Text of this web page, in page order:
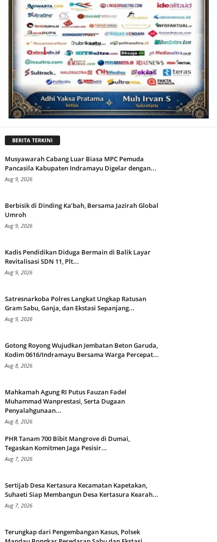
BERITA TERKINI
Musyawarah Cabang Luar Biasa MPC Pemuda
Pancasila Kabupaten Indramayu Digelar dengan...
Aug 9, 2026
Berbisik di Dinding Ka’bah, Bersama Jazirah Global
Umroh
Aug 9, 2026
Kadis Pendidikan Diduga Bermain di Balik Layar
Revitalisasi SDN 11, Plt...
Aug 9, 2026
Satresnarkoba Polres Langkat Ungkap Ratusan
Gram Sabu, Ganja, dan Ekstasi Sepanjang...
Aug 9, 2026
Gotong Royong Wujudkan Jembatan Beton Garuda,
Kodim 0616/Indramayu Bersama Warga Percepat...
Aug 8, 2026
Mahkamah Agung RI Putus Fauzan Fadel
Muhammad Wanprestasi, Serta Dugaan
Penyalahgunaan...
Aug 8, 2026
PHR Tanam 700 Bibit Mangrove di Dumai,
Tegaskan Komitmen Jaga Pesisir...
Aug 7, 2026
Sertijab Desa Kertasura Kecamatan Kapetakan,
Suhaeti Siap Membangun Desa Kertasura Kearah...
Aug 7, 2026
Terungkap dari Pengembangan Kasus, Polsek